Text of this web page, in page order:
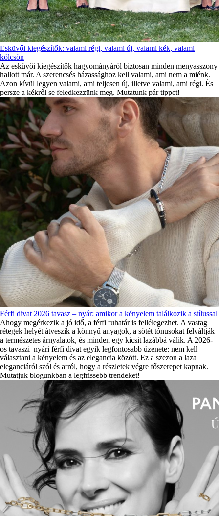
Esküvői kiegészítők: valami régi, valami új, valami kék, valami
kölcsön
Az esküvői kiegészítők hagyományáról biztosan minden menyasszony
hallott már. A szerencsés házassághoz kell valami, ami nem a miénk.
Azon kívül legyen valami, ami teljesen új, illetve valami, ami régi. És
persze a kékről se feledkezzünk meg. Mutatunk pár tippet!
Férfi divat 2026 tavasz – nyár: amikor a kényelem találkozik a stílussal
Ahogy megérkezik a jó idő, a férfi ruhatár is fellélegezhet. A vastag
rétegek helyét átveszik a könnyű anyagok, a sötét tónusokat felváltják
a természetes árnyalatok, és minden egy kicsit lazábbá válik. A 2026-
os tavaszi–nyári férfi divat egyik legfontosabb üzenete: nem kell
választani a kényelem és az elegancia között. Ez a szezon a laza
eleganciáról szól és arról, hogy a részletek végre főszerepet kapnak.
Mutatjuk blogunkban a legfrissebb trendeket!